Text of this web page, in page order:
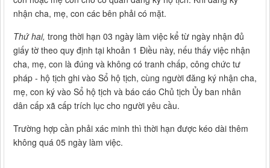
nhận cha, mẹ, con các bên phải có mặt.
Thứ hai, trong thời hạn 03 ngày làm việc kể từ ngày nhận đủ
giấy tờ theo quy định tại khoản 1 Điều này, nếu thấy việc nhận
cha, mẹ, con là đúng và không có tranh chấp, công chức tư
pháp - hộ tịch ghi vào Sổ hộ tịch, cùng người đăng ký nhận cha,
mẹ, con ký vào Sổ hộ tịch và báo cáo Chủ tịch Ủy ban nhân
dân cấp xã cấp trích lục cho người yêu cầu.
Trường hợp cần phải xác minh thì thời hạn được kéo dài thêm
không quá 05 ngày làm việc.